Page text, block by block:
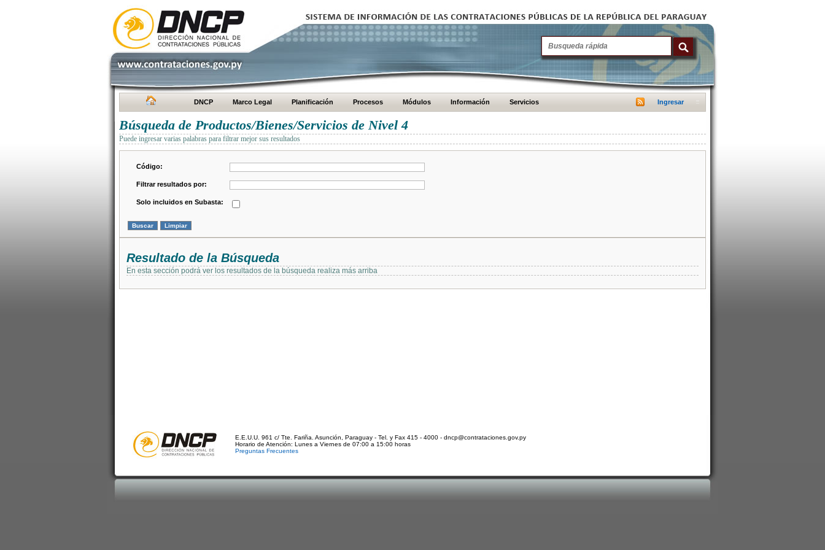
DNCP Marco Legal Planificación Procesos Módulos Información Servicios Ingresar
Búsqueda de Productos/Bienes/Servicios de Nivel 4
Puede ingresar varias palabras para filtrar mejor sus resultados
Código:
Filtrar resultados por:
Solo incluidos en Subasta:
Resultado de la Búsqueda
En esta sección podrá ver los resultados de la búsqueda realiza más arriba
E.E.U.U. 961 c/ Tte. Fariña. Asunción, Paraguay - Tel. y Fax 415 - 4000 - dncp@contrataciones.gov.py
Horario de Atención: Lunes a Viernes de 07:00 a 15:00 horas
Preguntas Frecuentes